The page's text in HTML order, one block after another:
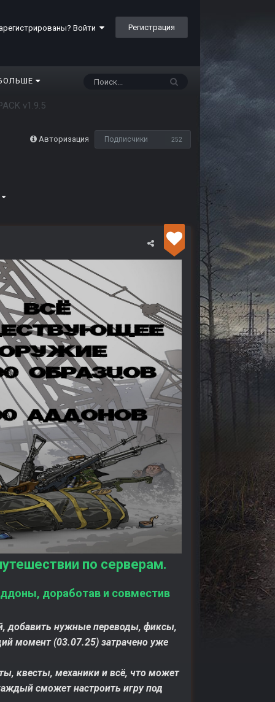
Войти Регистрация
v1.9.5
Авторизация Подписчики 252
по серверам.
доработав и совместив
добавить нужные переводы, фиксы,
момент (03.07.25) затрачено уже
квесты, механики и всё, что может
сможет настроить игру под